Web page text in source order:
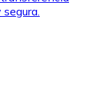
favoritas con